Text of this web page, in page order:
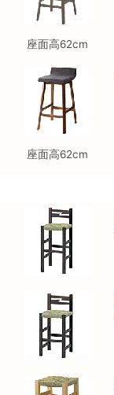
座面高62cm
座面高62cm